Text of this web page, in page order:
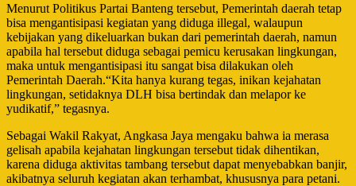
Menurut Politikus Partai Banteng tersebut, Pemerintah daerah tetap
bisa mengantisipasi kegiatan yang diduga illegal, walaupun
kebijakan yang dikeluarkan bukan dari pemerintah daerah, namun
apabila hal tersebut diduga sebagai pemicu kerusakan lingkungan,
maka untuk mengantisipasi itu sangat bisa dilakukan oleh
Pemerintah Daerah.“Kita hanya kurang tegas, inikan kejahatan
lingkungan, setidaknya DLH bisa bertindak dan melapor ke
yudikatif,” tegasnya.
Sebagai Wakil Rakyat, Angkasa Jaya mengaku bahwa ia merasa
gelisah apabila kejahatan lingkungan tersebut tidak dihentikan,
karena diduga aktivitas tambang tersebut dapat menyebabkan banjir,
akibatnya seluruh kegiatan akan terhambat, khususnya para petani.